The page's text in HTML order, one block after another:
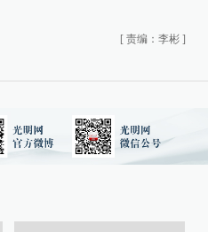
[ 责编：李彬 ]